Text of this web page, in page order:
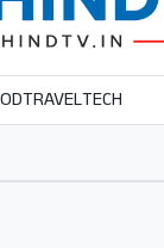
TRAVELTECH